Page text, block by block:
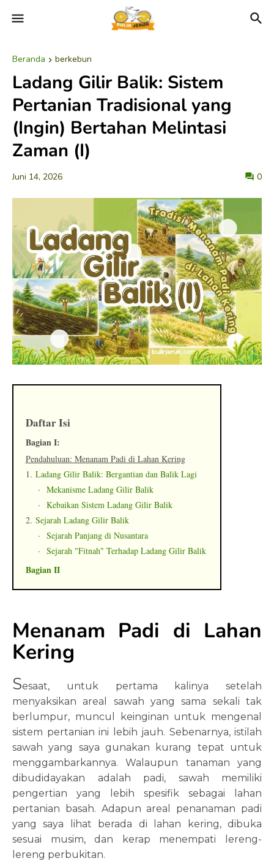
Beranda berkebun
Ladang Gilir Balik: Sistem
Pertanian Tradisional yang
(Ingin) Bertahan Melintasi
Zaman (I)
Juni 14, 2026 0
Daftar Isi
Bagian I:
Pendahuluan: Menanam Padi di Lahan Kering
1. Ladang Gilir Balik: Bergantian dan Balik Lagi
· Mekanisme Ladang Gilir Balik
· Kebaikan Sistem Ladang Gilir Balik
2. Sejarah Ladang Gilir Balik
· Sejarah Panjang di Nusantara
· Sejarah "Fitnah" Terhadap Ladang Gilir Balik
Bagian II
Menanam Padi di Lahan
Kering
Sesaat, untuk pertama kalinya setelah
menyaksikan areal sawah yang sama sekali tak
berlumpur, muncul keinginan untuk mengenal
sistem pertanian ini lebih jauh. Sebenarnya, istilah
sawah yang saya gunakan kurang tepat untuk
menggambarkannya. Walaupun tanaman yang
dibudidayakan adalah padi, sawah memiliki
pengertian yang lebih spesifik sebagai lahan
pertanian basah. Adapun areal penanaman padi
yang saya lihat berada di lahan kering, dibuka
sesuai musim, dan kerap menempati lereng-
lereng perbukitan.